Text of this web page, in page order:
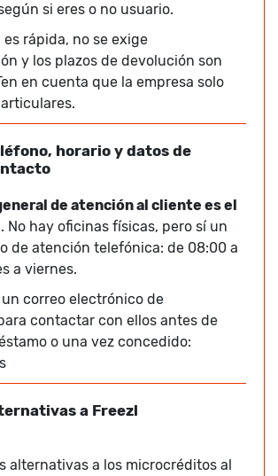
si eres o no usuario.
es rápida, no se exige
y los plazos de devolución son
en cuenta que la empresa solo
horario y datos de
de atención al cliente es el
. No hay oficinas físicas, pero sí un
de atención telefónica: de 08:00 a
a viernes.
correo electrónico de
contactar con ellos antes de
o una vez concedido:
a Freezl
alternativas a los microcréditos al